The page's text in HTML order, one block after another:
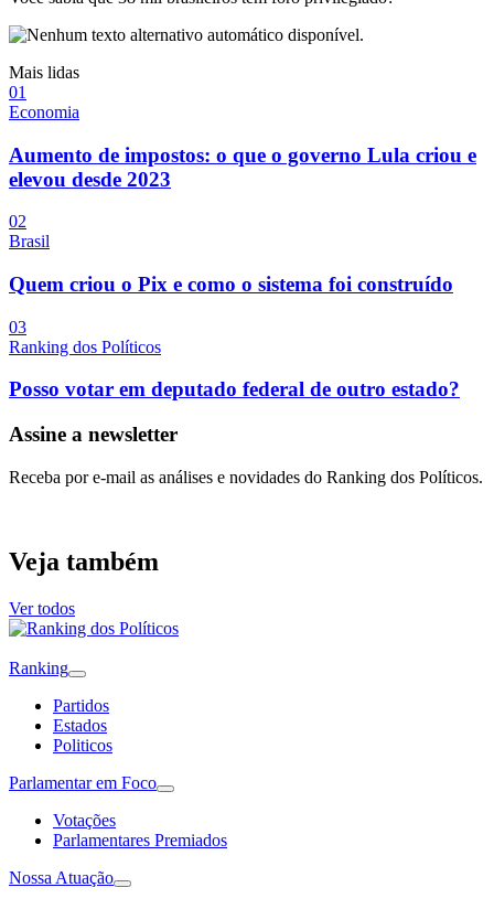
Mais lidas
01
Economia
Aumento de impostos: o que o governo Lula criou e
elevou desde 2023
02
Brasil
Quem criou o Pix e como o sistema foi construído
03
Ranking dos Políticos
Posso votar em deputado federal de outro estado?
Assine a newsletter
Receba por e-mail as análises e novidades do Ranking dos Políticos.
Veja também
Ver todos
Ranking
Partidos
Estados
Politicos
Parlamentar em Foco
Votações
Parlamentares Premiados
Nossa Atuação